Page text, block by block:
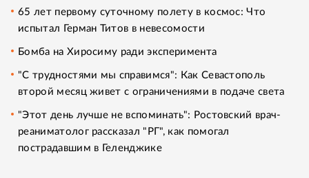
65 лет первому суточному полету в космос: Что
испытал Герман Титов в невесомости
Бомба на Хиросиму ради эксперимента
"С трудностями мы справимся": Как Севастополь
второй месяц живет с ограничениями в подаче света
"Этот день лучше не вспоминать": Ростовский врач-
реаниматолог рассказал "РГ", как помогал
пострадавшим в Геленджике